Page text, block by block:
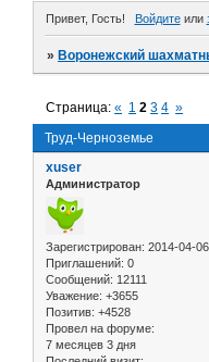
Привет, Гость! Войдитеили
»Воронежский
Труд-Черноземье
Страница:« 1 2 3 4 »
xuser
Администратор
Зарегистрирован: 2014-04-06
Приглашений: 0
Сообщений: 12111
Уважение: +3655
Позитив: +4528
Провел на форуме:
7 месяцев 3 дня